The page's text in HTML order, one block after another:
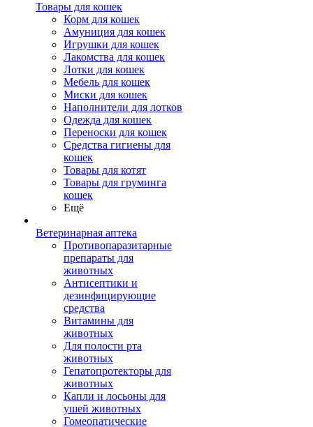
Товары для кошек
Корм для кошек
Амуниция для кошек
Игрушки для кошек
Лакомства для кошек
Лотки для кошек
Мебель для кошек
Миски для кошек
Наполнители для лотков
Одежда для кошек
Переноски для кошек
Средства гигиены для
кошек
Товары для котят
Товары для груминга
кошек
Ещё
Ветеринарная аптека
Противопаразитарные
препараты для
животных
Антисептики и
дезинфицирующие
средства
Витамины для
животных
Для полости рта
животных
Гепатопротекторы для
животных
Капли и лосьоны для
ушей животных
Гомеопатические